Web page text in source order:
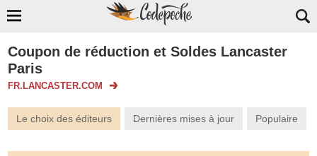
Coupon de réduction et Soldes Lancaster
Paris
FR.LANCASTER.COM
Le choix des éditeurs Dernières mises à jour Populaire